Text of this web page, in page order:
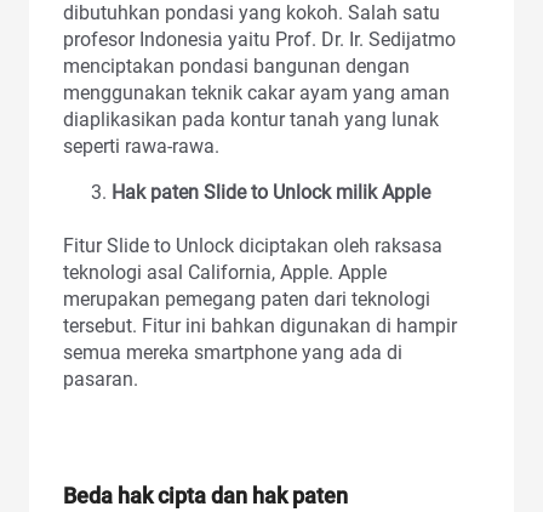
dibutuhkan pondasi yang kokoh. Salah satu
profesor Indonesia yaitu Prof. Dr. Ir. Sedijatmo
menciptakan pondasi bangunan dengan
menggunakan teknik cakar ayam yang aman
diaplikasikan pada kontur tanah yang lunak
seperti rawa-rawa.
Hak paten Slide to Unlock milik Apple
Fitur Slide to Unlock diciptakan oleh raksasa
teknologi asal California, Apple. Apple
merupakan pemegang paten dari teknologi
tersebut. Fitur ini bahkan digunakan di hampir
semua mereka smartphone yang ada di
pasaran.
Beda hak cipta dan hak paten